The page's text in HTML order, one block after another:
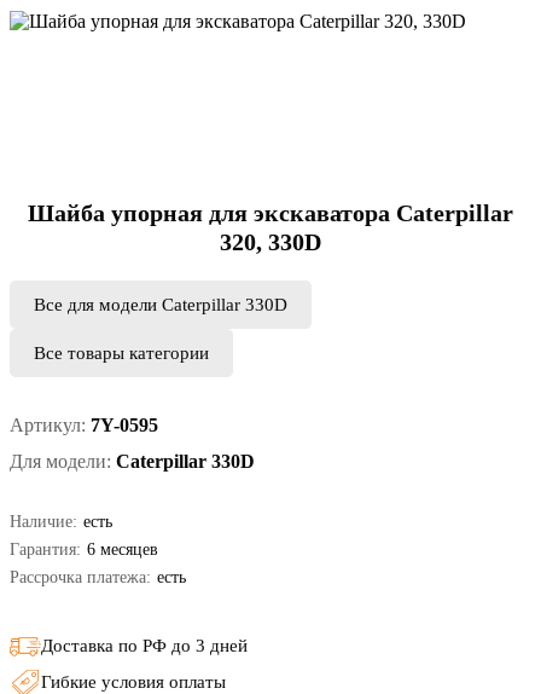
Шайба упорная для экскаватора Caterpillar
320, 330D
Все для модели Caterpillar 330D
Все товары категории
Артикул: 7Y-0595
Для модели: Caterpillar 330D
Наличие: есть
Гарантия: 6 месяцев
Рассрочка платежа: есть
Доставка по РФ до 3 дней
Гибкие условия оплаты